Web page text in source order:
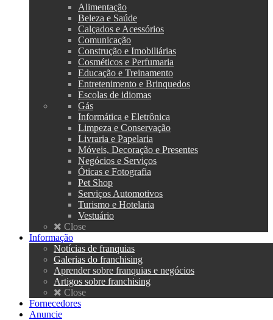
Alimentação
Beleza e Saúde
Calçados e Acessórios
Comunicação
Construção e Imobiliárias
Cosméticos e Perfumaria
Educação e Treinamento
Entretenimento e Brinquedos
Escolas de idiomas
Gás
Informática e Eletrônica
Limpeza e Conservação
Livraria e Papelaria
Móveis, Decoração e Presentes
Negócios e Serviços
Óticas e Fotografia
Pet Shop
Serviços Automotivos
Turismo e Hotelaria
Vestuário
Close
Informação
Notícias de franquias
Galerias do franchising
Aprender sobre franquias e negócios
Artigos sobre franchising
Close
Fornecedores
Anuncie